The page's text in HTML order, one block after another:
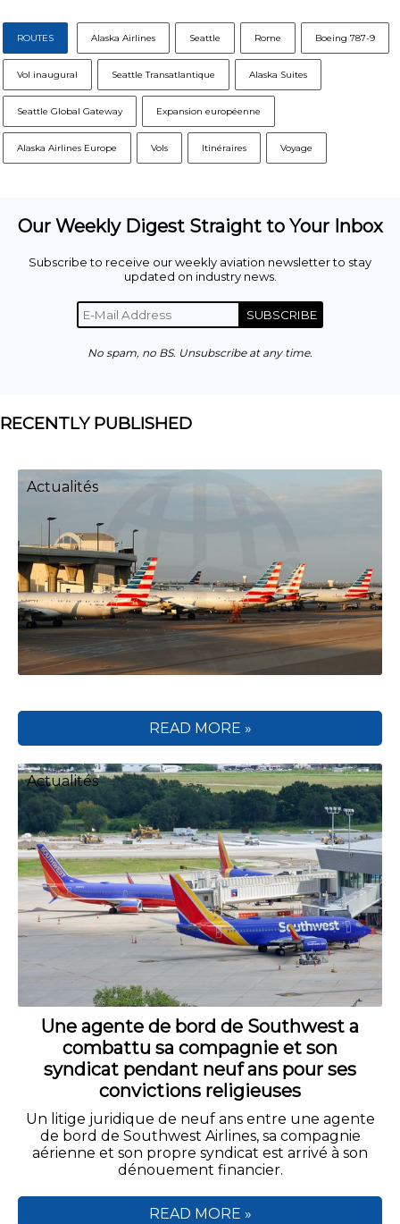
ROUTES Alaska Airlines Seattle Rome Boeing 787-9
Vol inaugural Seattle Transatlantique Alaska Suites
Seattle Global Gateway Expansion européenne
Alaska Airlines Europe Vols Itinéraires Voyage
Our Weekly Digest Straight to Your Inbox
Subscribe to receive our weekly aviation newsletter to stay
updated on industry news.
SUBSCRIBE
No spam, no BS. Unsubscribe at any time.
RECENTLY PUBLISHED
Actualités
READ MORE »
Une agente de bord de Southwest a
combattu sa compagnie et son
syndicat pendant neuf ans pour ses
convictions religieuses
Un litige juridique de neuf ans entre une agente
de bord de Southwest Airlines, sa compagnie
aérienne et son propre syndicat est arrivé à son
dénouement financier.
Actualités
READ MORE »